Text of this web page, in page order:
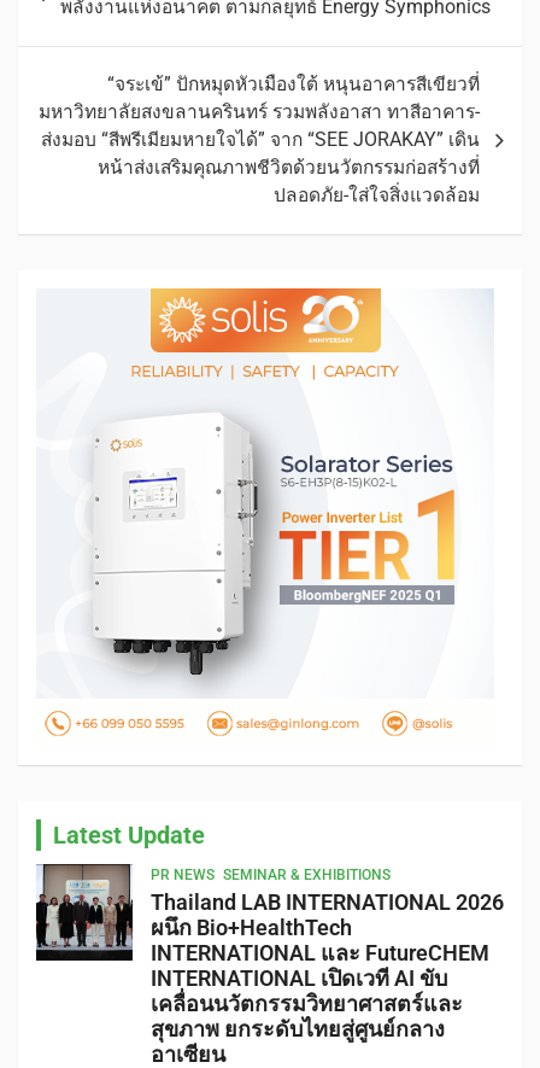
พลังงานแห่งอนาคต ตามกลยุทธ์ Energy Symphonics
“จระเข้” ปักหมุดหัวเมืองใต้ หนุนอาคารสีเขียวที่
มหาวิทยาลัยสงขลานครินทร์ รวมพลังอาสา ทาสีอาคาร-
ส่งมอบ “สีพรีเมียมหายใจได้” จาก “SEE JORAKAY” เดิน
หน้าส่งเสริมคุณภาพชีวิตด้วยนวัตกรรมก่อสร้างที่
ปลอดภัย-ใส่ใจสิ่งแวดล้อม
Latest Update
PR NEWS SEMINAR & EXHIBITIONS
Thailand LAB INTERNATIONAL 2026
ผนึก Bio+HealthTech
INTERNATIONAL และ FutureCHEM
INTERNATIONAL เปิดเวที AI ขับ
เคลื่อนนวัตกรรมวิทยาศาสตร์และ
สุขภาพ ยกระดับไทยสู่ศูนย์กลาง
อาเซียน